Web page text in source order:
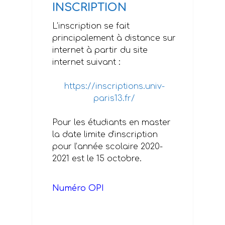
INSCRIPTION
L’inscription se fait
principalement à distance sur
internet à partir du site
internet suivant :
https://inscriptions.univ-
paris13.fr/
Pour les étudiants en master
la date limite d’inscription
pour l’année scolaire 2020-
2021 est le 15 octobre.
Numéro OPI